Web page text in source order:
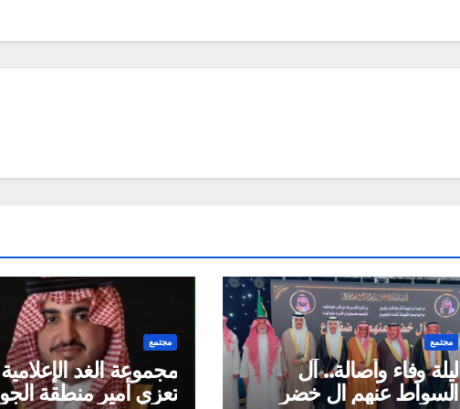
مجتمع
ليلة وفاء وأصالة.. آل
السواط عنهم ال خضر
مجتمع
مجموعة الغد الإعلامية
تعزي أمير منطقة